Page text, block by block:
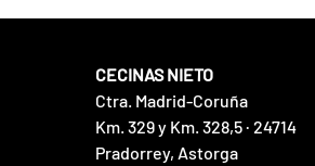
CECINAS NIETO
Ctra. Madrid-Coruña
Km. 329 y Km. 328,5 · 24714
Pradorrey, Astorga